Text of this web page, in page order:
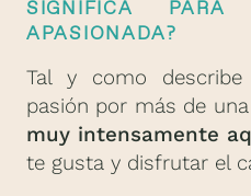
SIGNIFICA
APASIONADA?
Tal y como
pasión por más de
muy intensamente
te gusta y disfrutar el